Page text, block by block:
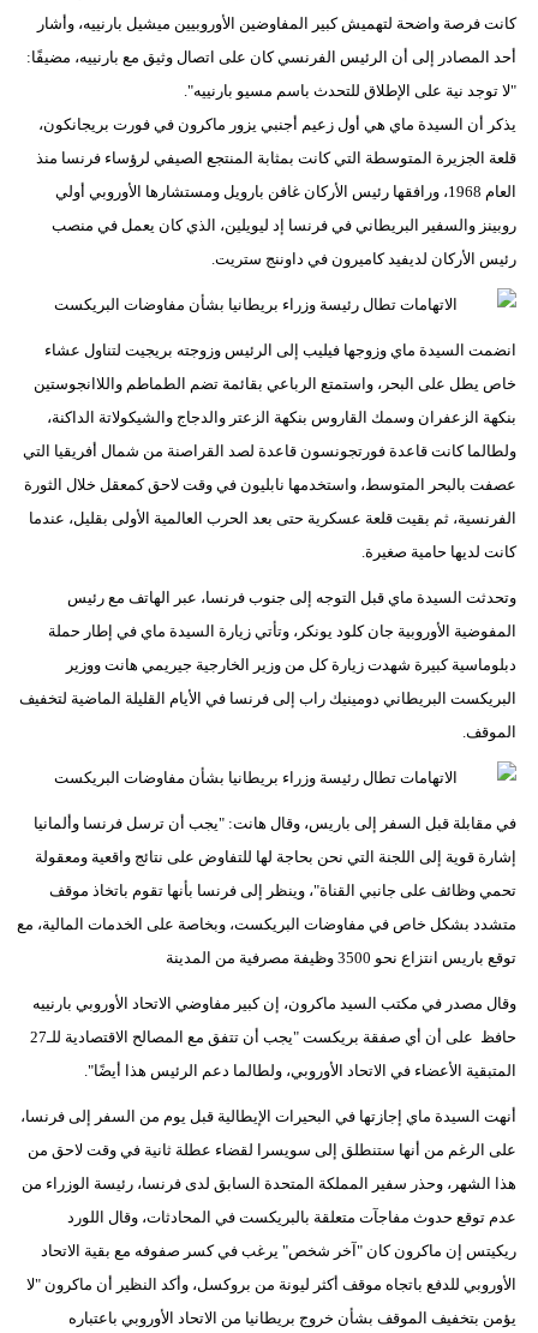
كانت فرصة واضحة لتهميش كبير المفاوضين الأوروبيين ميشيل بارنييه، وأشار
أحد المصادر إلى أن الرئيس الفرنسي كان على اتصال وثيق مع بارنييه، مضيفًا:
"لا توجد نية على الإطلاق للتحدث باسم مسيو بارنييه".
يذكر أن السيدة ماي هي أول زعيم أجنبي يزور ماكرون في فورت بريجانكون،
قلعة الجزيرة المتوسطة التي كانت بمثابة المنتجع الصيفي لرؤساء فرنسا منذ
العام 1968، ورافقها رئيس الأركان غافن بارويل ومستشارها الأوروبي أولي
روبينز والسفير البريطاني في فرنسا إد ليويلين، الذي كان يعمل في منصب
رئيس الأركان لديفيد كاميرون في داوننج ستريت.
انضمت السيدة ماي وزوجها فيليب إلى الرئيس وزوجته بريجيت لتناول عشاء
خاص يطل على البحر، واستمتع الرباعي بقائمة تضم الطماطم واللاانجوستين
بنكهة الزعفران وسمك القاروس بنكهة الزعتر والدجاج والشيكولاتة الداكنة،
ولطالما كانت قاعدة فورتجونسون قاعدة لصد القراصنة من شمال أفريقيا التي
عصفت بالبحر المتوسط، واستخدمها نابليون في وقت لاحق كمعقل خلال الثورة
الفرنسية، ثم بقيت قلعة عسكرية حتى بعد الحرب العالمية الأولى بقليل، عندما
كانت لديها حامية صغيرة.
وتحدثت السيدة ماي قبل التوجه إلى جنوب فرنسا، عبر الهاتف مع رئيس
المفوضية الأوروبية جان كلود يونكر، وتأتي زيارة السيدة ماي في إطار حملة
دبلوماسية كبيرة شهدت زيارة كل من وزير الخارجية جيريمي هانت ووزير
البريكست البريطاني دومينيك راب إلى فرنسا في الأيام القليلة الماضية لتخفيف
الموقف.
في مقابلة قبل السفر إلى باريس، وقال هانت: "يجب أن ترسل فرنسا وألمانيا
إشارة قوية إلى اللجنة التي نحن بحاجة لها للتفاوض على نتائج واقعية ومعقولة
تحمي وظائف على جانبي القناة"، وينظر إلى فرنسا بأنها تقوم باتخاذ موقف
متشدد بشكل خاص في مفاوضات البريكست، وبخاصة على الخدمات المالية، مع
توقع باريس انتزاع نحو 3500 وظيفة مصرفية من المدينة
وقال مصدر في مكتب السيد ماكرون، إن كبير مفاوضي الاتحاد الأوروبي بارنييه
حافظ على أن أي صفقة بريكست "يجب أن تتفق مع المصالح الاقتصادية للـ27
المتبقية الأعضاء في الاتحاد الأوروبي، ولطالما دعم الرئيس هذا أيضًا".
أنهت السيدة ماي إجازتها في البحيرات الإيطالية قبل يوم من السفر إلى فرنسا،
على الرغم من أنها ستنطلق إلى سويسرا لقضاء عطلة ثانية في وقت لاحق من
هذا الشهر، وحذر سفير المملكة المتحدة السابق لدى فرنسا، رئيسة الوزراء من
عدم توقع حدوث مفاجآت متعلقة بالبريكست في المحادثات، وقال اللورد
ريكيتس إن ماكرون كان "آخر شخص" يرغب في كسر صفوفه مع بقية الاتحاد
الأوروبي للدفع باتجاه موقف أكثر ليونة من بروكسل، وأكد النظير أن ماكرون "لا
يؤمن بتخفيف الموقف بشأن خروج بريطانيا من الاتحاد الأوروبي باعتباره